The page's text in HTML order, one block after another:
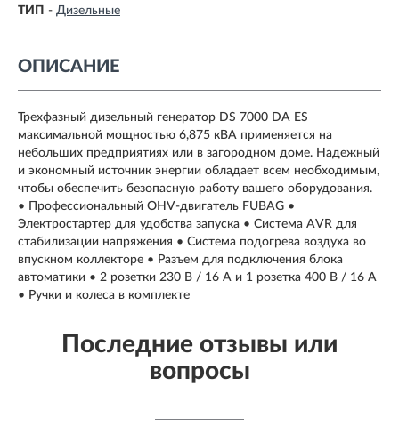
ТИП - Дизельные
ОПИСАНИЕ
Трехфазный дизельный генератор DS 7000 DA ES
максимальной мощностью 6,875 кВА применяется на
небольших предприятиях или в загородном доме. Надежный
и экономный источник энергии обладает всем необходимым,
чтобы обеспечить безопасную работу вашего оборудования.
• Профессиональный OHV-двигатель FUBAG •
Электростартер для удобства запуска • Система AVR для
стабилизации напряжения • Система подогрева воздуха во
впускном коллекторе • Разъем для подключения блока
автоматики • 2 розетки 230 В / 16 А и 1 розетка 400 В / 16 А
• Ручки и колеса в комплекте
Последние отзывы или
вопросы